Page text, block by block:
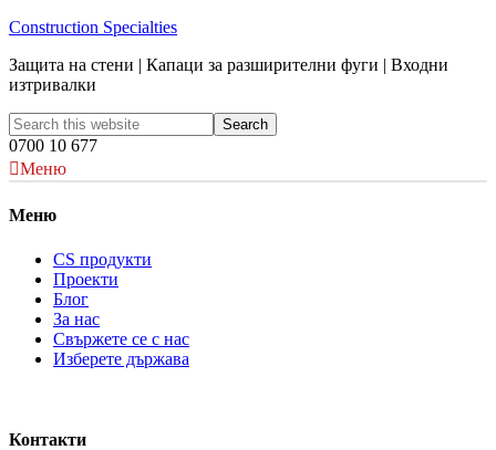
Construction Specialties
Защита на стени | Капаци за разширителни фуги | Входни
изтривалки
0700 10 677
Меню
Меню
CS продукти
Проекти
Блог
За нас
Свържете се с нас
Изберете държава
Контакти